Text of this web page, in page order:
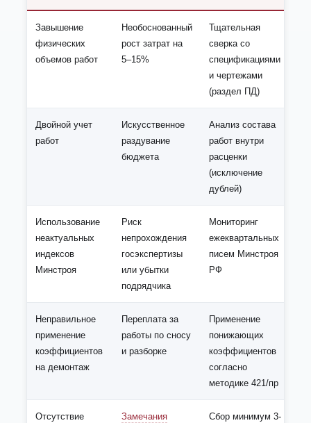
Завышение
физических
объемов работ
Необоснованный
рост затрат на
5–15%
Тщательная
сверка со
спецификациями
и чертежами
(раздел ПД)
Двойной учет
работ
Искусственное
раздувание
бюджета
Анализ состава
работ внутри
расценки
(исключение
дублей)
Использование
неактуальных
индексов
Минстроя
Риск
непрохождения
госэкспертизы
или убытки
подрядчика
Мониторинг
ежеквартальных
писем Минстроя
РФ
Неправильное
применение
коэффициентов
на демонтаж
Переплата за
работы по сносу
и разборке
Применение
понижающих
коэффициентов
согласно
методике 421/пр
Отсутствие
Замечания
Сбор минимум 3-